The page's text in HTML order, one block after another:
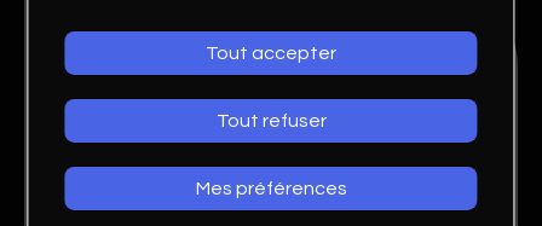
Tout accepter
Tout refuser
Mes préférences